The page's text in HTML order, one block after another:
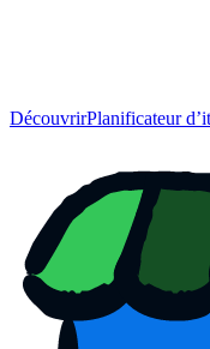
DécouvrirPlanificateur